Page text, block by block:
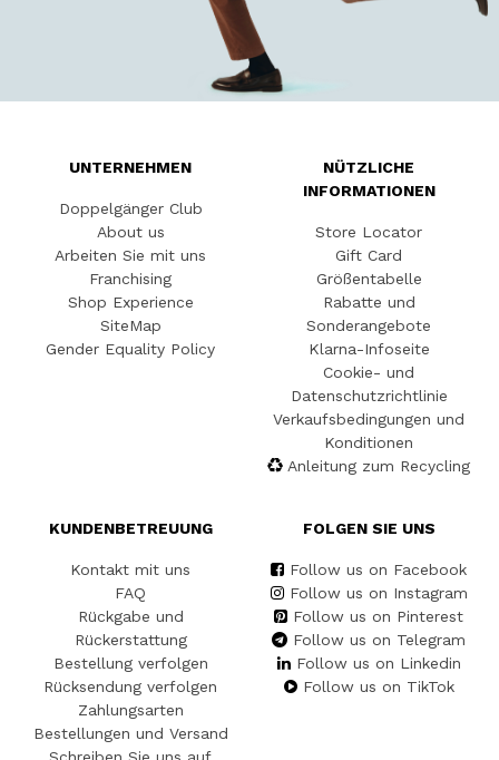
UNTERNEHMEN
Doppelgänger Club
About us
Arbeiten Sie mit uns
Franchising
Shop Experience
SiteMap
Gender Equality Policy
NÜTZLICHE
INFORMATIONEN
Store Locator
Gift Card
Größentabelle
Rabatte und
Sonderangebote
Klarna-Infoseite
Cookie- und
Datenschutzrichtlinie
Verkaufsbedingungen und
Konditionen
Anleitung zum Recycling
KUNDENBETREUUNG
Kontakt mit uns
FAQ
Rückgabe und
Rückerstattung
Bestellung verfolgen
Rücksendung verfolgen
Zahlungsarten
Bestellungen und Versand
FOLGEN SIE UNS
Follow us on Facebook
Follow us on Instagram
Follow us on Pinterest
Follow us on Telegram
Follow us on Linkedin
Follow us on TikTok